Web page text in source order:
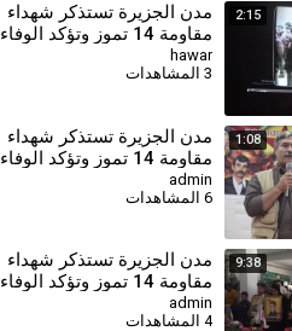
2:15
مدن الجزيرة تستذكر شهداء
مقاومة 14 تموز وتؤكد الوفاء
لتضحياتهم
hawar
3 المشاهدات
1:08
مدن الجزيرة تستذكر شهداء
مقاومة 14 تموز وتؤكد الوفاء
لتضحياتهم-درباسية
admin
6 المشاهدات
9:38
⁣مدن الجزيرة تستذكر شهداء
مقاومة 14 تموز وتؤكد الوفاء
لتضحياتهم-جل اغا
admin
4 المشاهدات